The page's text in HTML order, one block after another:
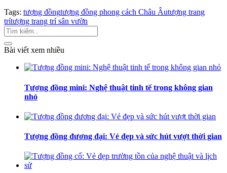
Tags: tượng đồngtượng đồng phong cách Châu Âutượng trang
trítượng trang trí sân vườn
Bài viết xem nhiều
Tượng đồng mini: Nghệ thuật tinh tế trong không gian
nhỏ
Tượng đồng đương đại: Vẻ đẹp và sức hút vượt thời gian